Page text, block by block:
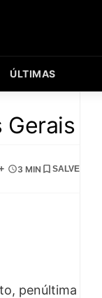
ÚLTIMAS
Gerais
3 MIN SALVE
penúltima